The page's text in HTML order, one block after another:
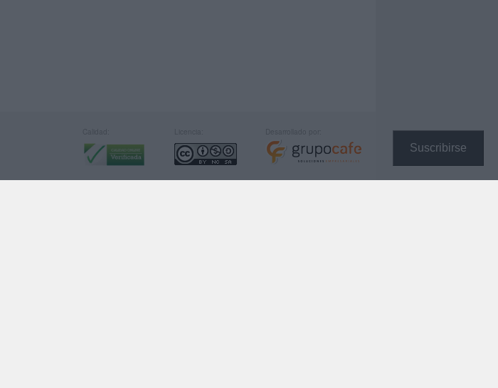
Suscribirse